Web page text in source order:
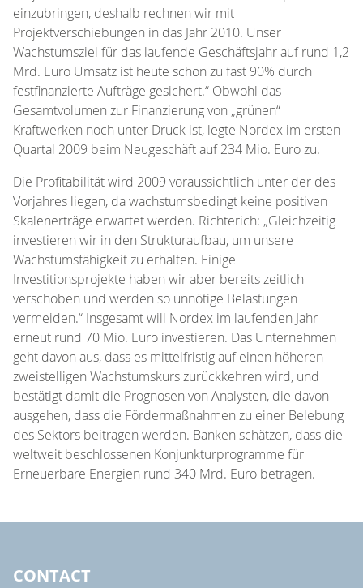
einzubringen, deshalb rechnen wir mit
Projektverschiebungen in das Jahr 2010. Unser
Wachstumsziel für das laufende Geschäftsjahr auf rund 1,2
Mrd. Euro Umsatz ist heute schon zu fast 90% durch
festfinanzierte Aufträge gesichert.“ Obwohl das
Gesamtvolumen zur Finanzierung von „grünen“
Kraftwerken noch unter Druck ist, legte Nordex im ersten
Quartal 2009 beim Neugeschäft auf 234 Mio. Euro zu.
Die Profitabilität wird 2009 voraussichtlich unter der des
Vorjahres liegen, da wachstumsbedingt keine positiven
Skalenerträge erwartet werden. Richterich: „Gleichzeitig
investieren wir in den Strukturaufbau, um unsere
Wachstumsfähigkeit zu erhalten. Einige
Investitionsprojekte haben wir aber bereits zeitlich
verschoben und werden so unnötige Belastungen
vermeiden.“ Insgesamt will Nordex im laufenden Jahr
erneut rund 70 Mio. Euro investieren. Das Unternehmen
geht davon aus, dass es mittelfristig auf einen höheren
zweistelligen Wachstumskurs zurückkehren wird, und
bestätigt damit die Prognosen von Analysten, die davon
ausgehen, dass die Fördermaßnahmen zu einer Belebung
des Sektors beitragen werden. Banken schätzen, dass die
weltweit beschlossenen Konjunkturprogramme für
Erneuerbare Energien rund 340 Mrd. Euro betragen.
CONTACT